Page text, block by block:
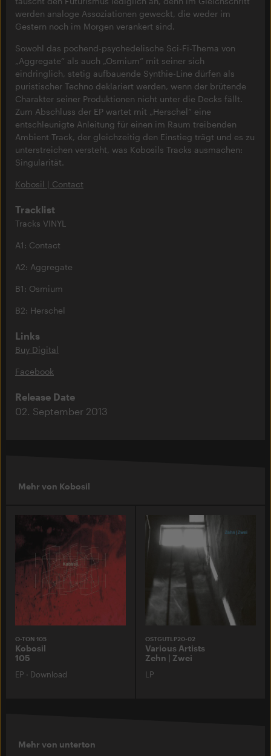
werden analoge Assoziationen geweckt, die weder im
Gestern noch im Morgen verankert sind.
Sowohl das pochend-psychedelische Sci-Fi-Thema von
„Aggregate“ als auch „Osmium“ mit seiner sich
eindringlich, stetig aufbauende Synthie-Line dürfen als
puristischer Techno deklariert werden, wenn der brütende
Charakter seiner Produktionen nicht unter die Decks fällt.
Zum Abschluss der EP wartet mit „Herschel“ eine
entschleunigte Anleitung für einen im Raum treibenden
Ambient Track, der gleichzeitig den Einstieg trägt und es zu
unterstreichen versteht, was Kobosils Tracks ausmachen:
Singularität.
Kobosil | Contact
Tracklist
Tracks VINYL
A1: Contact
A2: Aggregate
B1: Osmium
B2: Herschel
Links
Buy Digital
Facebook
Release Date
02. September 2013
Mehr von Kobosil
O-TON 105
Kobosil
105
EP · Download
OSTGUTLP20-02
Various Artists
Zehn | Zwei
LP
Mehr von unterton